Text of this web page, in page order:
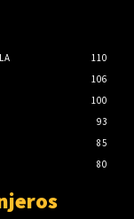
110
106
100
93
85
80